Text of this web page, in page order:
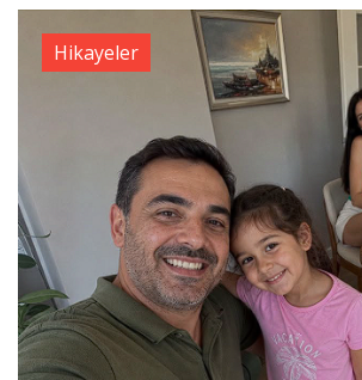
Hikayeler